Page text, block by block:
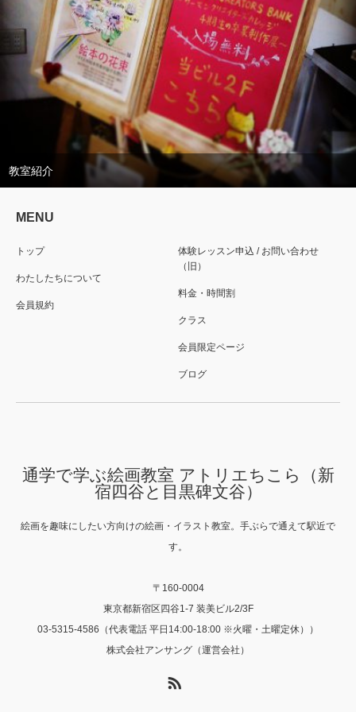
教室紹介
MENU
トップ
わたしたちについて
会員規約
体験レッスン申込 / お問い合わせ
（旧）
料金・時間割
クラス
会員限定ページ
ブログ
通学で学ぶ絵画教室 アトリエちこら（新
宿四谷と目黒碑文谷）
絵画を趣味にしたい方向けの絵画・イラスト教室。手ぶらで通えて駅近で
す。
〒160-0004
東京都新宿区四谷1-7 装美ビル2/3F
03-5315-4586（代表電話 平日14:00-18:00 ※火曜・土曜定休））
株式会社アンサング（運営会社）